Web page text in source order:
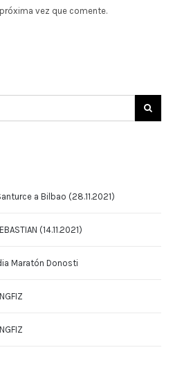
vez que comente.
a Bilbao (28.11.2021)
(14.11.2021)
Maratón Donosti